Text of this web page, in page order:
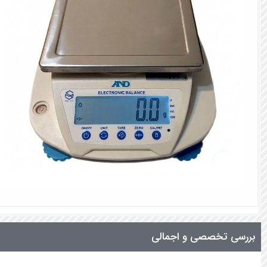
بررسی تخصصی و اجمالی